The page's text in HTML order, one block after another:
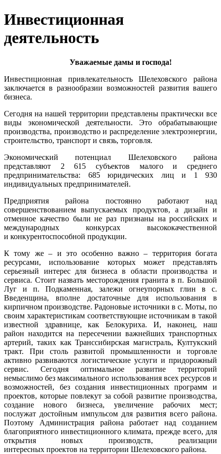
Инвестиционная
деятельность
Уважаемые дамы и господа!
Инвестиционная привлекательность Шелеховского района
заключается в разнообразии возможностей развития вашего
бизнеса.
Сегодня на нашей территории представлены практически все
виды экономической деятельности. Это обрабатывающие
производства, производство и распределение электроэнергии,
строительство, транспорт и связь, торговля.
Экономический потенциал Шелеховского района
представляют 2 615 субъектов малого и среднего
предпринимательства: 685 юридических лиц и 1 930
индивидуальных предпринимателей.
Предприятия района постоянно работают над
совершенствованием выпускаемых продуктов, а дизайн и
отменное качество были не раз признаны на российских и
международных конкурсах высококачественной
и конкурентоспособной продукции.
К тому же – и это особенно важно – территория богата
ресурсами, использование которых может представлять
серьезный интерес для бизнеса в области производства и
сервиса. Стоит назвать месторождения гранита в п. Большой
Луг и п. Подкаменная, залежи огнеупорных глин в с.
Введенщина, вполне достаточные для использования в
кирпичном производстве. Радоновые источники в с. Моты, по
своим характеристикам соответствующие источникам в такой
известной здравнице, как Белокуриха. И, наконец, наш
район находится на пересечении важнейших транспортных
артерий, таких как Транссибирская магистраль, Култукский
тракт. При столь развитой промышленности и торговле
активно развиваются логистические услуги и придорожный
сервис. Сегодня оптимальное развитие территорий
немыслимо без максимального использования всех ресурсов и
возможностей, без создания инвестиционных программ и
проектов, которые повлекут за собой развитие производства,
создание нового бизнеса, увеличение рабочих мест;
послужат достойным импульсом для развития всего района.
Поэтому Администрация района работает над созданием
благоприятного инвестиционного климата, прежде всего, для
открытия новых производств, реализации
интересных проектов на территории Шелеховского района.